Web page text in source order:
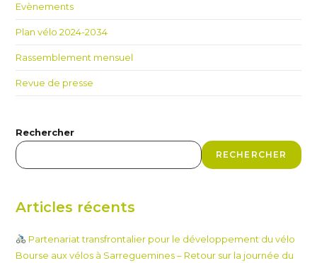
Evènements
Plan vélo 2024-2034
Rassemblement mensuel
Revue de presse
Rechercher
RECHERCHER
Articles récents
Partenariat transfrontalier pour le développement du vélo
Bourse aux vélos à Sarreguemines – Retour sur la journée du